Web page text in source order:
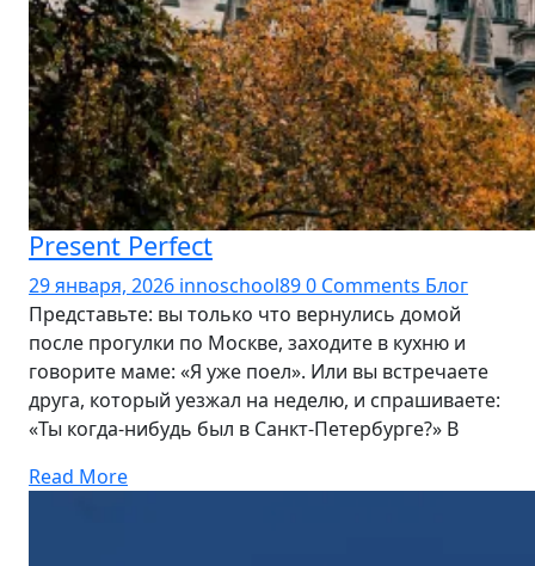
Present Perfect
29 января, 2026 innoschool890 Comments Блог
Представьте: вы только что вернулись домой
после прогулки по Москве, заходите в кухню и
говорите маме: «Я уже поел». Или вы встречаете
друга, который уезжал на неделю, и спрашиваете:
«Ты когда-нибудь был в Санкт‑Петербурге?» В
Read More